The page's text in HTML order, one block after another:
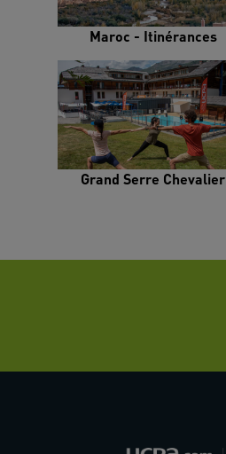
Maroc - Itinérances
Grand Serre Chevalier